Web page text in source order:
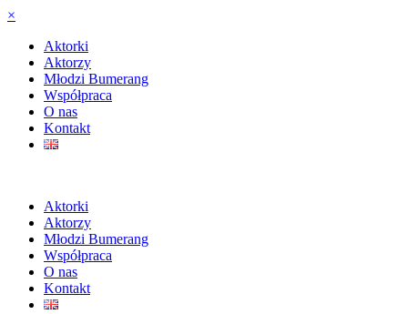
×
Aktorki
Aktorzy
Młodzi Bumerang
Współpraca
O nas
Kontakt
Aktorki
Aktorzy
Młodzi Bumerang
Współpraca
O nas
Kontakt